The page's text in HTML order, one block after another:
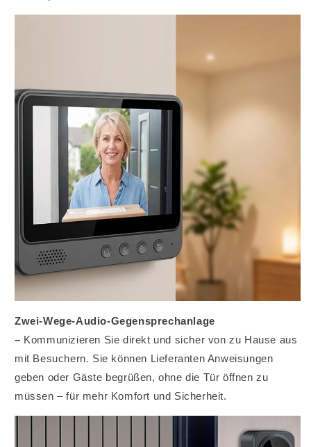
Zwei-Wege-Audio-Gegensprechanlage
– Kommunizieren Sie direkt und sicher von zu Hause aus
mit Besuchern. Sie können Lieferanten Anweisungen
geben oder Gäste begrüßen, ohne die Tür öffnen zu
müssen – für mehr Komfort und Sicherheit.